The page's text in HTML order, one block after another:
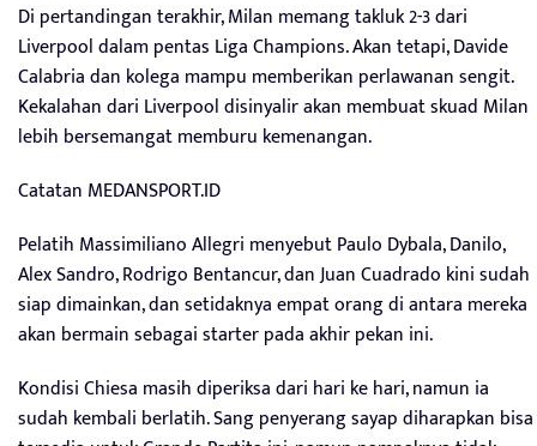
Di pertandingan terakhir, Milan memang takluk 2-3 dari
Liverpool dalam pentas Liga Champions. Akan tetapi, Davide
Calabria dan kolega mampu memberikan perlawanan sengit.
Kekalahan dari Liverpool disinyalir akan membuat skuad Milan
lebih bersemangat memburu kemenangan.
Catatan MEDANSPORT.ID
Pelatih Massimiliano Allegri menyebut Paulo Dybala, Danilo,
Alex Sandro, Rodrigo Bentancur, dan Juan Cuadrado kini sudah
siap dimainkan, dan setidaknya empat orang di antara mereka
akan bermain sebagai starter pada akhir pekan ini.
Kondisi Chiesa masih diperiksa dari hari ke hari, namun ia
sudah kembali berlatih. Sang penyerang sayap diharapkan bisa